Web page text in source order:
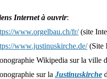
Internet à ouvrir:
www.orgelbau.ch/fr/(site
www.justinuskirche.de/(Site
Wikipedia sur la ville
sur la Justinuskirche